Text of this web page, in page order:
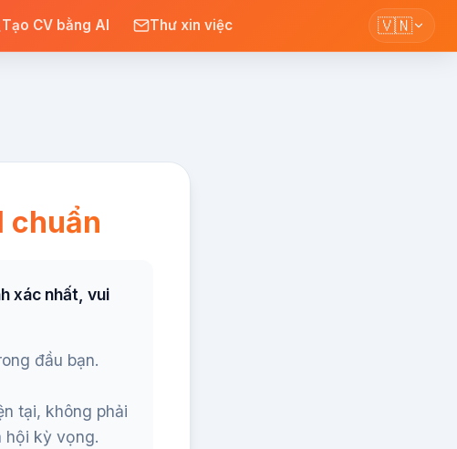
Tạo CV bằng AI Thư xin việc 🇻🇳
chuẩn
xác nhất, vui
đầu bạn.
tại, không phải
hội kỳ vọng.